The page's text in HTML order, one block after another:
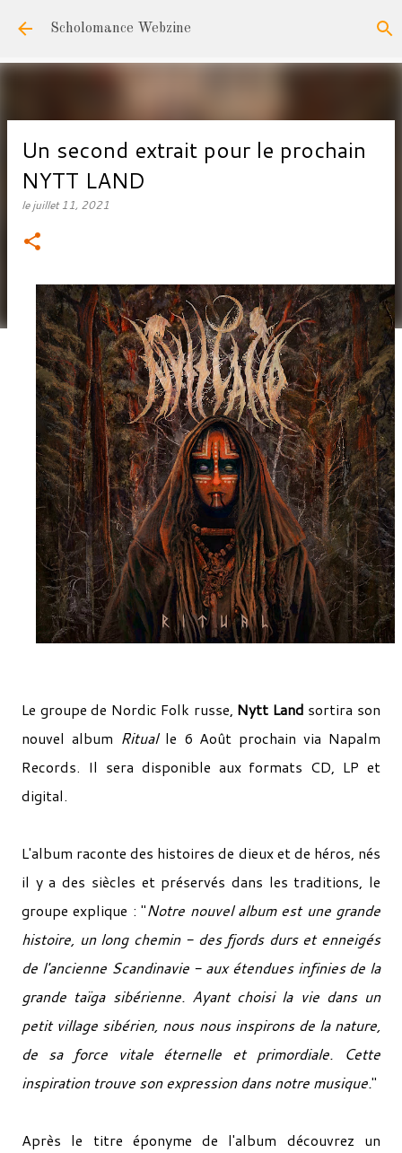
Accéder au contenu principal
Scholomance Webzine
Un second extrait pour le prochain
NYTT LAND
lejuillet 11, 2021
Le groupe de Nordic Folk russe, Nytt Land sortira son
nouvel album Ritual le 6 Août prochain via Napalm
Records. Il sera disponible aux formats CD, LP et
digital.
L'album raconte des histoires de dieux et de héros, nés
il y a des siècles et préservés dans les traditions, le
groupe explique : "Notre nouvel album est une grande
histoire, un long chemin - des fjords durs et enneigés
de l'ancienne Scandinavie - aux étendues infinies de la
grande taïga sibérienne. Ayant choisi la vie dans un
petit village sibérien, nous nous inspirons de la nature,
de sa force vitale éternelle et primordiale. Cette
inspiration trouve son expression dans notre musique."
Après le titre éponyme de l'album découvrez un